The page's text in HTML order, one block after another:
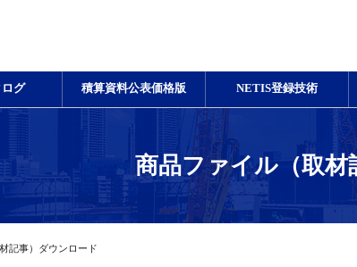
ログ 積算資料公表価格版 NETIS登録技術
商品ファイル（取材
記事）ダウンロード